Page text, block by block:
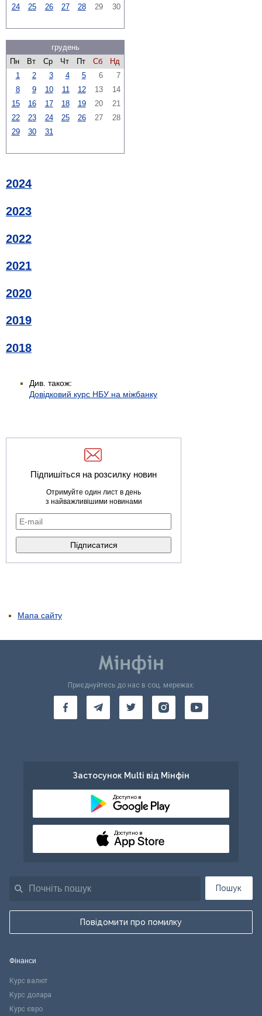
24 25 26 27 28 29 30
грудень
Пн
Вт Ср Чт Пт Сб
Нд
1
2 3 4 5 6
7
8
9 10 11 12 13
14
15
16 17 18 19 20
21
22
23 24 25 26 27
28
29
30 31
2024
2023
2022
2021
2020
2019
2018
Див. також:
Довідковий курс НБУ на міжбанку
Підпишіться на розсилку новин
Отримуйте один лист в день
з найважливішими новинами
Мапа сайту
Пошук
Повідомити про помилку
Приєднуйтесь до нас в соц. мережах:
Застосунок Multi від Мінфін
Доступно в
Доступно в
Фінанси
Курс валют
Курс долара
Курс євро